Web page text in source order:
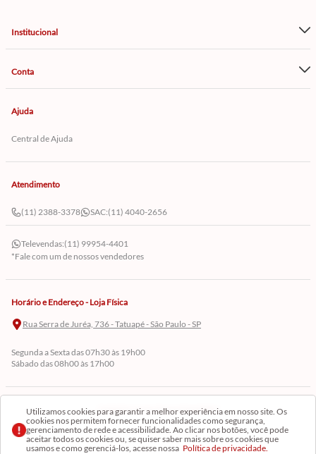
Utilizamos cookies para garantir a melhor experiência em nosso site. Os
cookies nos permitem fornecer funcionalidades como segurança,
gerenciamento de rede e acessibilidade. Ao clicar nos botões, você pode
aceitar todos os cookies ou, se quiser saber mais sobre os cookies que
usamos e como gerenciá-los, acesse nossa Política de privacidade.
Institucional
Conta
Ajuda
Central de Ajuda
Atendimento
(11) 2388-3378 SAC:(11) 4040-2656
Televendas:(11) 99954-4401
*Fale com um de nossos vendedores
Horário e Endereço - Loja Física
Rua Serra de Juréa, 736 - Tatuapé - São Paulo - SP
Segunda a Sexta das 07h30 às 19h00
Sábado das 08h00 às 17h00
Cadastre-se em Nossa Newsletter
Receba as novidades